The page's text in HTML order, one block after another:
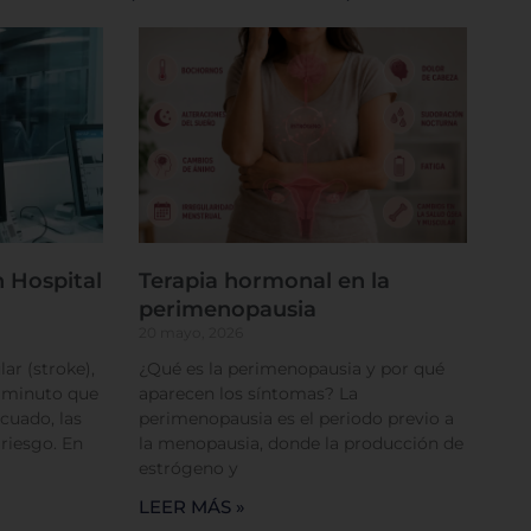
Hospital
(stroke),
que
las
En
Terapia hormonal en la
perimenopausia
¿Qué es la perimenopausia y por qué
aparecen los síntomas? La
perimenopausia es el periodo previo a
la menopausia, donde la producción de
estrógeno y
LEER MÁS »